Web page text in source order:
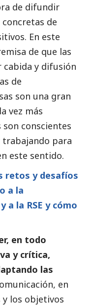
de difundir
de
En este
de que las
cabida y difusión
de
son una gran
vez más
conscientes
trabajando para
este sentido.
retos y desafíos
a la
a la RSE y cómo
en todo
y crítica,
las
en
los objetivos